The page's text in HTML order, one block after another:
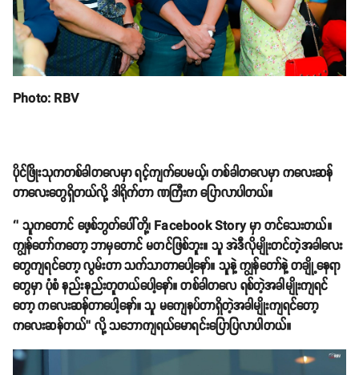
Photo: RBV
ပိုင်ဖြိုးသုကတစ်ခါတလေမှာ ရင့်ကျက်ပေမယ့်၊ တစ်ခါတလေမှာ ကလေးဆန်
တာလေးတွေရှိတယ်လို့ ဒါရိုက်တာ ဏကြီးက ပြောလာပါတယ်။
‘’ သူကတောင် ဖေ့စ်ဘွတ်ပေါ်တို့၊ Facebook Story မှာ တင်သေးတယ်။
ကျွန်တော်ကတော့ ဘာမှတောင် မတင်ဖြစ်ဘူး။ သူ အဲဒီလိုမျိုးတင်တဲ့အခါလေး
တွေကျရင်တော့ လွမ်းတာ သက်သာတာပေါ့နော်။ သူနဲ့ ကျွန်တော်နဲ့ တချို့နေရာ
တွေမှာ ပုံစံ နည်းနည်းတူတယ်ပေါ့နော်။ တစ်ခါတလေ ရစ်တဲ့အခါမျိုးကျရင်
တော့ ကလေးဆန်တာပေါ့နော်။ သူ မကျေနပ်တာရှိတဲ့အခါမျိုးကျရင်တော့
ကလေးဆန်တယ်’’ လို့ သဘောကျရယ်မောရင်းပြောပြလာပါတယ်။